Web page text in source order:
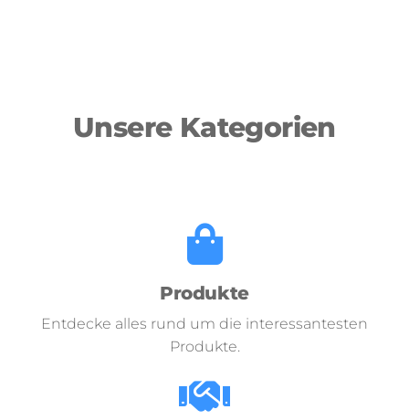
Unsere Kategorien
Produkte
Entdecke alles rund um die interessantesten
Produkte.